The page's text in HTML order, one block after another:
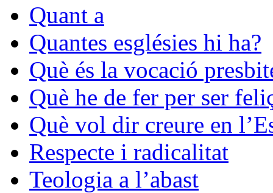
Quant a
Quantes esglésies hi ha?
Què és la vocació
Què he de fer per ser
Què vol dir creure en
Respecte i radicalitat
Teologia a l’abast